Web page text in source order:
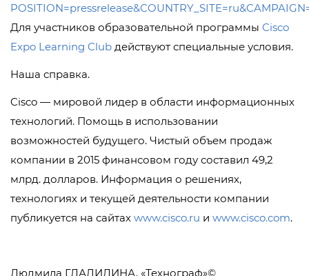
Для участников образовательной программы Cisco
Expo Learning Club действуют специальные условия.
Наша справка.
Cisco — мировой лидер в области информационных
технологий. Помощь в использовании
возможностей будущего. Чистый объем продаж
компании в 2015 финансовом году составил 49,2
млрд. долларов. Информация о решениях,
технологиях и текущей деятельности компании
публикуется на сайтах www.cisco.ru и www.cisco.com.
Людмила ГЛАДИЛИНА, «Технограф»©